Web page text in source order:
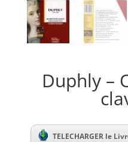
Duphly –
TELECHARGER le